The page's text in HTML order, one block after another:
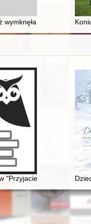
wymknęła się spod
"Przyjacielu Ludu" (1836)